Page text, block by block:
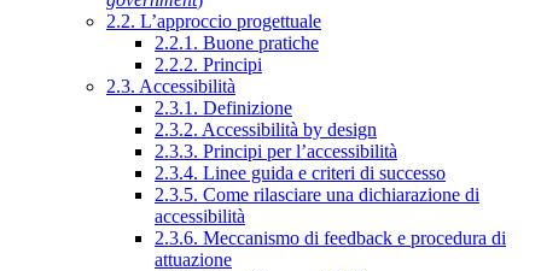
2.2. L’approccio progettuale
2.2.1. Buone pratiche
2.2.2. Principi
2.3. Accessibilità
2.3.1. Definizione
2.3.2. Accessibilità by design
2.3.3. Principi per l’accessibilità
2.3.4. Linee guida e criteri di successo
2.3.5. Come rilasciare una dichiarazione di
accessibilità
2.3.6. Meccanismo di feedback e procedura di
attuazione